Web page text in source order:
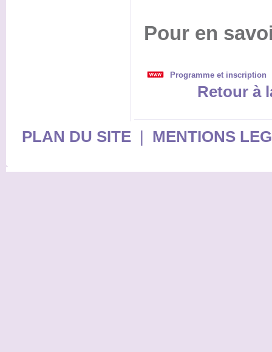
Pour en
Programme et inscription
Retour à
PLAN DU SITE| MENTIONS